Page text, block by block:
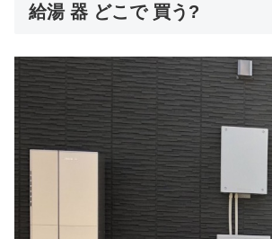
給湯 器 どこで 買う?